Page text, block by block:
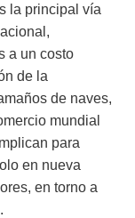
la principal vía
a un costo
de la
de naves,
mundial
para
en nueva
en torno a